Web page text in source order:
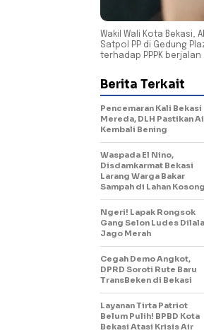
Wakil Wali Kota
Satpol PP di Gedung
terhadap PPPK berjalan
Berita Terkait
Pencemaran Kali Bekasi
Mereda, DLH Pastikan
Kembali Bening
Waspada El Nino,
Disdamkarmat Bekasi
Larang Warga Bakar
Sampah di Lahan Kosong
Ngeri! Lapak Rongsok
Gang Selon Ludes
Jago Merah
Cegah Demo Angkot,
DPRD Soroti Rute Baru
TransBeken di Bekasi
Layanan Tirta Patriot
Belum Pulih! BPBD Kota
Bekasi Atasi Krisis Air